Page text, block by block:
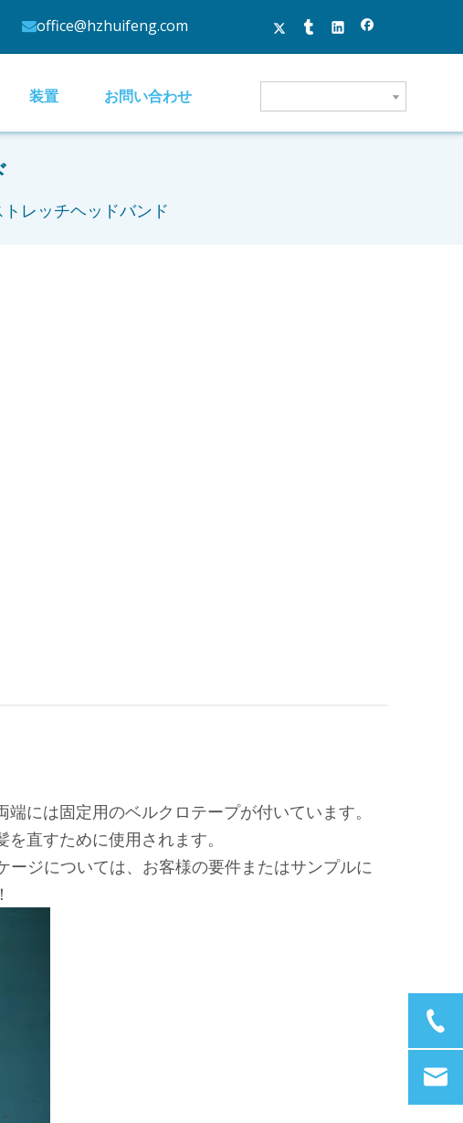
office@hzhuifeng.com
装置 お問い合わせ
トレッチヘッドバンド
には固定用のベルクロテープが付いています。
直すために使用されます。
ジについては、お客様の要件またはサンプルに